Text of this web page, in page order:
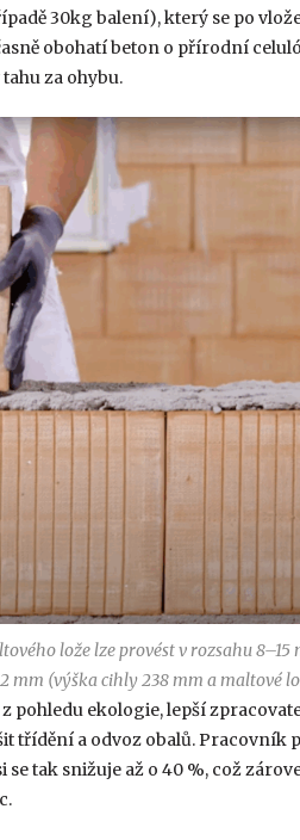
30kg balení), který se po
obohatí beton o přírodní
za ohybu.
lože lze provést v rozsahu 8–15
mm (výška cihly 238 mm a maltové
pohledu ekologie, lepší
třídění a odvoz obalů. Pracovník
tak snižuje až o 40 %, což